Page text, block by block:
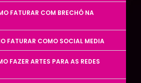
FATURAR COM BRECHÓ NA
FATURAR COMO SOCIAL MEDIA
FAZER ARTES PARA AS REDES